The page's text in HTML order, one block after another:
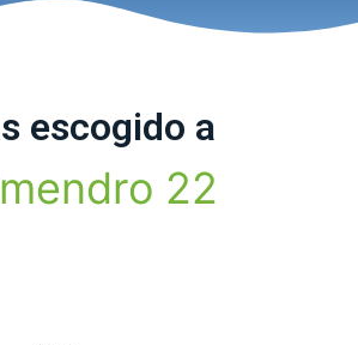
escogido a
mendro 22